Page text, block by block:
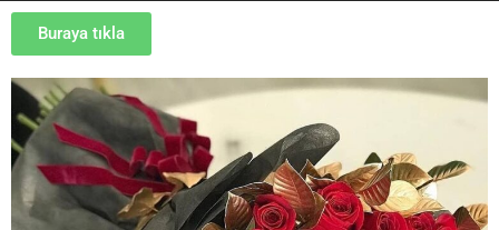
Buraya tıkla